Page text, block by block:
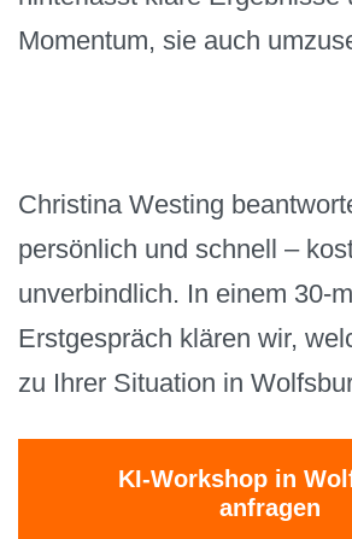
Momentum, sie auch
Christina Westing
persönlich und schnell –
unverbindlich. In einem 30-
Erstgespräch klären wir,
zu Ihrer Situation in
KI-Workshop in
anfragen